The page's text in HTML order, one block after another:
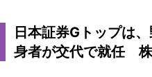
日本証券Gトップは
身者が交代で就任